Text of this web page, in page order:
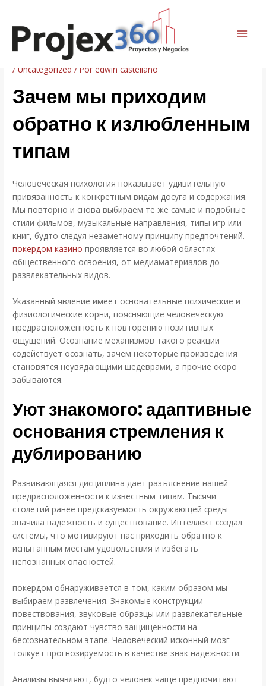
contenido
Зачем мы приходим обратно к
излюбленным типам
/Uncategorized / Poredwin castellano
Зачем мы приходим
обратно к излюбленным
типам
Человеческая психология показывает удивительную
привязанность к конкретным видам досуга и содержания.
Мы повторно и снова выбираем те же самые и подобные
стили фильмов, музыкальные направления, типы игр или
книг, будто следуя незаметному принципу предпочтений.
покердом казино проявляется во любой областях
общественного освоения, от медиаматериалов до
развлекательных видов.
Указанный явление имеет основательные психические и
физиологические корни, поясняющие человеческую
предрасположенность к повторению позитивных
ощущений. Осознание механизмов такого реакции
содействует осознать, зачем некоторые произведения
становятся неувядающими шедеврами, а прочие скоро
забываются.
Уют знакомого: адаптивные
основания стремления к
дублированию
Развивающаяся дисциплина дает разъяснение нашей
предрасположенности к известным типам. Тысячи
столетий ранее предсказуемость окружающей среды
значила надежность и существование. Интеллект создал
системы, что мотивируют нас приходить обратно к
испытанным местам удовольствия и избегать
непознанных опасностей.
покердом обнаруживается в том, каким образом мы
выбираем развлечения. Знакомые конструкции
повествования, звуковые образцы или развлекательные
принципы создают чувство защищенности на
бессознательном этапе. Человеческий исконный мозг
толкует прогнозируемость в качестве знак надежности.
Анализы выявляют, будто человек чаще предпочитают
entradas